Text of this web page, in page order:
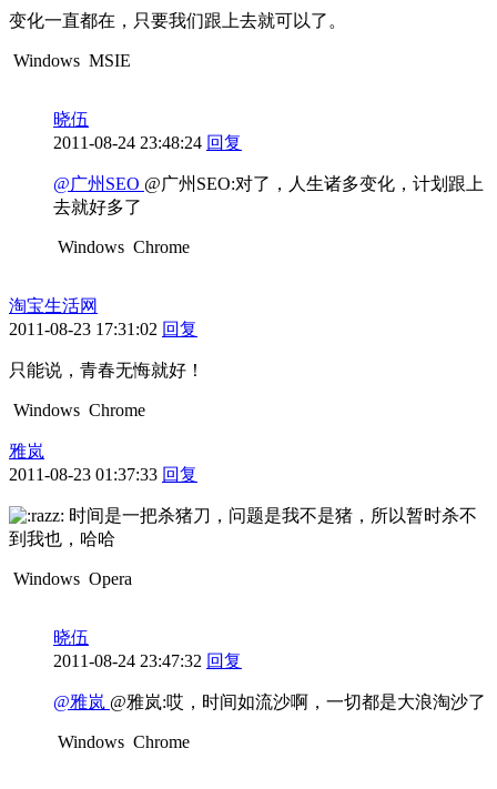
变化一直都在，只要我们跟上去就可以了。
Windows MSIE
晓伍
2011-08-24 23:48:24 回复
@广州SEO @广州SEO:对了，人生诸多变化，计划跟上
去就好多了
Windows Chrome
淘宝生活网
2011-08-23 17:31:02 回复
只能说，青春无悔就好！
Windows Chrome
雅岚
2011-08-23 01:37:33 回复
时间是一把杀猪刀，问题是我不是猪，所以暂时杀不
到我也，哈哈
Windows Opera
晓伍
2011-08-24 23:47:32 回复
@雅岚 @雅岚:哎，时间如流沙啊，一切都是大浪淘沙了
Windows Chrome